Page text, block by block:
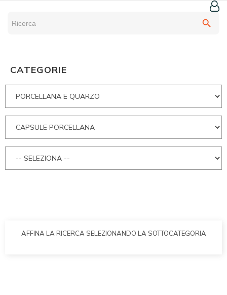
search
CATEGORIE
AFFINA LA RICERCA SELEZIONANDO LA SOTTOCATEGORIA